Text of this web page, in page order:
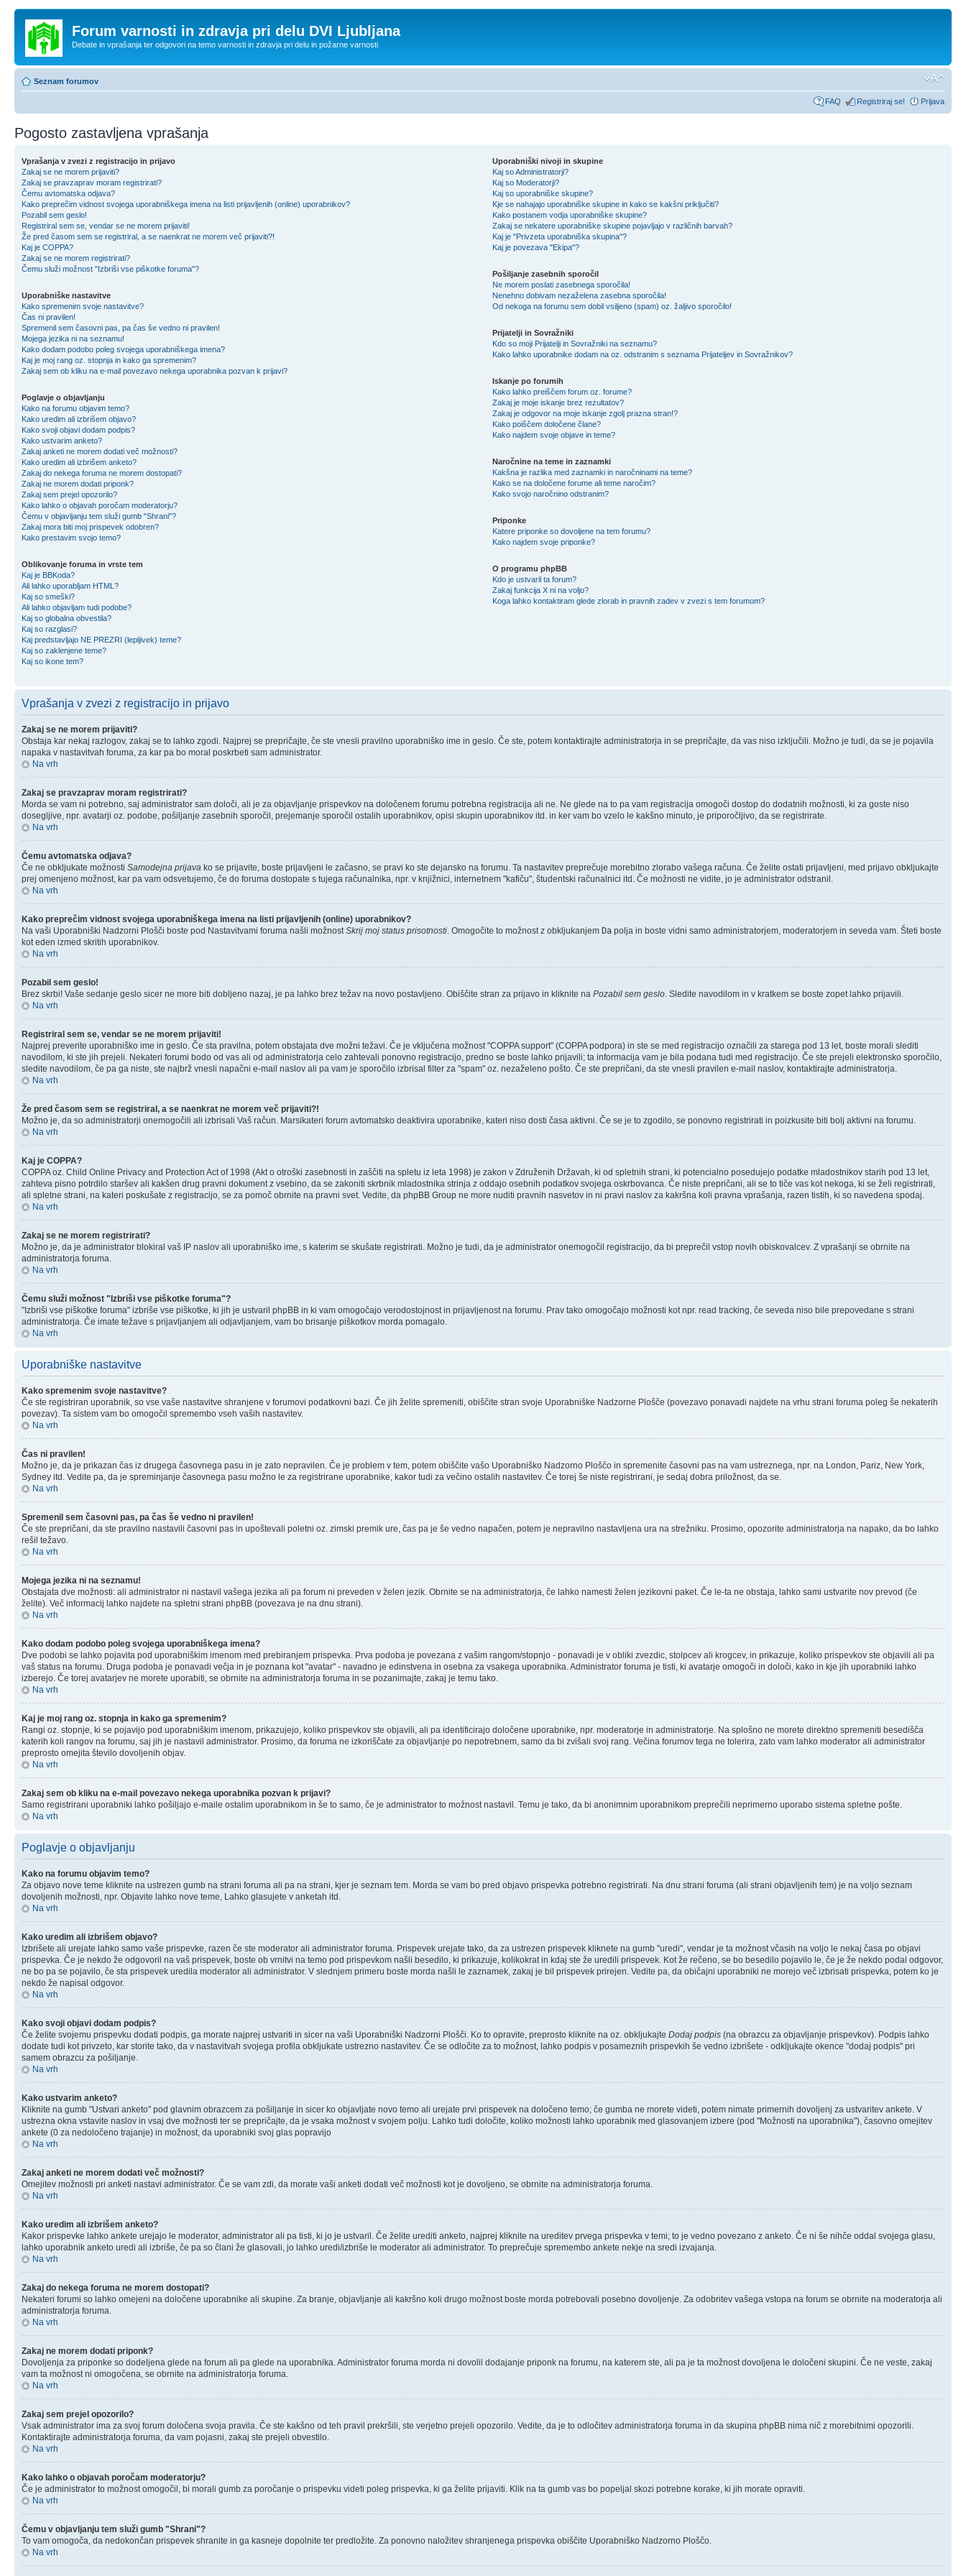
Forum varnosti in zdravja pri delu DVI Ljubljana
Debate in vprašanja ter odgovori na temo varnosti in zdravja pri delu in požarne varnosti
Seznam forumov
FAQ Registriraj se! Prijava
Pogosto zastavljena vprašanja
Vprašanja v zvezi z registracijo in prijavo
Zakaj se ne morem prijaviti?
Zakaj se pravzaprav moram registrirati?
Čemu avtomatska odjava?
Kako preprečim vidnost svojega uporabniškega imena na listi prijavljenih (online) uporabnikov?
Pozabil sem geslo!
Registriral sem se, vendar se ne morem prijaviti!
Že pred časom sem se registriral, a se naenkrat ne morem več prijaviti?!
Kaj je COPPA?
Zakaj se ne morem registrirati?
Čemu služi možnost "Izbriši vse piškotke foruma"?
Uporabniške nastavitve
Kako spremenim svoje nastavitve?
Čas ni pravilen!
Spremenil sem časovni pas, pa čas še vedno ni pravilen!
Mojega jezika ni na seznamu!
Kako dodam podobo poleg svojega uporabniškega imena?
Kaj je moj rang oz. stopnja in kako ga spremenim?
Zakaj sem ob kliku na e-mail povezavo nekega uporabnika pozvan k prijavi?
Poglavje o objavljanju
Kako na forumu objavim temo?
Kako uredim ali izbrišem objavo?
Kako svoji objavi dodam podpis?
Kako ustvarim anketo?
Zakaj anketi ne morem dodati več možnosti?
Kako uredim ali izbrišem anketo?
Zakaj do nekega foruma ne morem dostopati?
Zakaj ne morem dodati priponk?
Zakaj sem prejel opozorilo?
Kako lahko o objavah poročam moderatorju?
Čemu v objavljanju tem služi gumb "Shrani"?
Zakaj mora biti moj prispevek odobren?
Kako prestavim svojo temo?
Oblikovanje foruma in vrste tem
Kaj je BBKoda?
Ali lahko uporabljam HTML?
Kaj so smeški?
Ali lahko objavljam tudi podobe?
Kaj so globalna obvestila?
Kaj so razglasi?
Kaj predstavljajo NE PREZRI (lepljivek) teme?
Kaj so zaklenjene teme?
Kaj so ikone tem?
Uporabniški nivoji in skupine
Kaj so Administratorji?
Kaj so Moderatorji?
Kaj so uporabniške skupine?
Kje se nahajajo uporabniške skupine in kako se kakšni priključiti?
Kako postanem vodja uporabniške skupine?
Zakaj se nekatere uporabniške skupine pojavljajo v različnih barvah?
Kaj je "Privzeta uporabniška skupina"?
Kaj je povezava "Ekipa"?
Pošiljanje zasebnih sporočil
Ne morem poslati zasebnega sporočila!
Nenehno dobivam nezaželena zasebna sporočila!
Od nekoga na forumu sem dobil vsiljeno (spam) oz. žaljivo sporočilo!
Prijatelji in Sovražniki
Kdo so moji Prijatelji in Sovražniki na seznamu?
Kako lahko uporabnike dodam na oz. odstranim s seznama Prijateljev in Sovražnikov?
Iskanje po forumih
Kako lahko preiščem forum oz. forume?
Zakaj je moje iskanje brez rezultatov?
Zakaj je odgovor na moje iskanje zgolj prazna stran!?
Kako poiščem določene člane?
Kako najdem svoje objave in teme?
Naročnine na teme in zaznamki
Kakšna je razlika med zaznamki in naročninami na teme?
Kako se na določene forume ali teme naročim?
Kako svojo naročnino odstranim?
Priponke
Katere priponke so dovoljene na tem forumu?
Kako najdem svoje priponke?
O programu phpBB
Kdo je ustvaril ta forum?
Zakaj funkcija X ni na voljo?
Koga lahko kontaktiram glede zlorab in pravnih zadev v zvezi s tem forumom?
Vprašanja v zvezi z registracijo in prijavo
Zakaj se ne morem prijaviti?
Obstaja kar nekaj razlogov, zakaj se to lahko zgodi. Najprej se prepričajte, če ste vnesli pravilno uporabniško ime in geslo. Če ste, potem kontaktirajte administratorja in se prepričajte, da vas niso izključili. Možno je tudi, da se je pojavila
napaka v nastavitvah foruma, za kar pa bo moral poskrbeti sam administrator.
Na vrh
Zakaj se pravzaprav moram registrirati?
Morda se vam ni potrebno, saj administrator sam določi, ali je za objavljanje prispevkov na določenem forumu potrebna registracija ali ne. Ne glede na to pa vam registracija omogoči dostop do dodatnih možnosti, ki za goste niso
dosegljive, npr. avatarji oz. podobe, pošiljanje zasebnih sporočil, prejemanje sporočil ostalih uporabnikov, opisi skupin uporabnikov itd. in ker vam bo vzelo le kakšno minuto, je priporočljivo, da se registrirate.
Na vrh
Čemu avtomatska odjava?
Če ne obkljukate možnosti Samodejna prijava ko se prijavite, boste prijavljeni le začasno, se pravi ko ste dejansko na forumu. Ta nastavitev preprečuje morebitno zlorabo vašega računa. Če želite ostati prijavljeni, med prijavo obkljukajte
prej omenjeno možnost, kar pa vam odsvetujemo, če do foruma dostopate s tujega računalnika, npr. v knjižnici, internetnem "kafiču", študentski računalnici itd. Če možnosti ne vidite, jo je administrator odstranil.
Na vrh
Kako preprečim vidnost svojega uporabniškega imena na listi prijavljenih (online) uporabnikov?
Na vaši Uporabniški Nadzorni Plošči boste pod Nastavitvami foruma našli možnost Skrij moj status prisotnosti . Omogočite to možnost z obkljukanjem Da polja in boste vidni samo administratorjem, moderatorjem in seveda vam. Šteti boste
kot eden izmed skritih uporabnikov.
Na vrh
Pozabil sem geslo!
Brez skrbi! Vaše sedanje geslo sicer ne more biti dobljeno nazaj, je pa lahko brez težav na novo postavljeno. Obiščite stran za prijavo in kliknite na Pozabil sem geslo . Sledite navodilom in v kratkem se boste zopet lahko prijavili.
Na vrh
Registriral sem se, vendar se ne morem prijaviti!
Najprej preverite uporabniško ime in geslo. Če sta pravilna, potem obstajata dve možni težavi. Če je vključena možnost "COPPA support" (COPPA podpora) in ste se med registracijo označili za starega pod 13 let, boste morali slediti
navodilom, ki ste jih prejeli. Nekateri forumi bodo od vas ali od administratorja celo zahtevali ponovno registracijo, predno se boste lahko prijavili; ta informacija vam je bila podana tudi med registracijo. Če ste prejeli elektronsko sporočilo,
sledite navodilom, če pa ga niste, ste najbrž vnesli napačni e-mail naslov ali pa vam je sporočilo izbrisal filter za "spam" oz. nezaželeno pošto. Če ste prepričani, da ste vnesli pravilen e-mail naslov, kontaktirajte administratorja.
Na vrh
Že pred časom sem se registriral, a se naenkrat ne morem več prijaviti?!
Možno je, da so administratorji onemogočili ali izbrisali Vaš račun. Marsikateri forum avtomatsko deaktivira uporabnike, kateri niso dosti časa aktivni. Če se je to zgodilo, se ponovno registrirati in poizkusite biti bolj aktivni na forumu.
Na vrh
Kaj je COPPA?
COPPA oz. Child Online Privacy and Protection Act of 1998 (Akt o otroški zasebnosti in zaščiti na spletu iz leta 1998) je zakon v Združenih Državah, ki od spletnih strani, ki potencialno posedujejo podatke mladostnikov starih pod 13 let,
zahteva pisno potrdilo staršev ali kakšen drug pravni dokument z vsebino, da se zakoniti skrbnik mladostnika strinja z oddajo osebnih podatkov svojega oskrbovanca. Če niste prepričani, ali se to tiče vas kot nekoga, ki se želi registrirati,
ali spletne strani, na kateri poskušate z registracijo, se za pomoč obrnite na pravni svet. Vedite, da phpBB Group ne more nuditi pravnih nasvetov in ni pravi naslov za kakršna koli pravna vprašanja, razen tistih, ki so navedena spodaj.
Na vrh
Zakaj se ne morem registrirati?
Možno je, da je administrator blokiral vaš IP naslov ali uporabniško ime, s katerim se skušate registrirati. Možno je tudi, da je administrator onemogočil registracijo, da bi preprečil vstop novih obiskovalcev. Z vprašanji se obrnite na
administratorja foruma.
Na vrh
Čemu služi možnost "Izbriši vse piškotke foruma"?
"Izbriši vse piškotke foruma" izbriše vse piškotke, ki jih je ustvaril phpBB in ki vam omogočajo verodostojnost in prijavljenost na forumu. Prav tako omogočajo možnosti kot npr. read tracking, če seveda niso bile prepovedane s strani
administratorja. Če imate težave s prijavljanjem ali odjavljanjem, vam bo brisanje piškotkov morda pomagalo.
Na vrh
Uporabniške nastavitve
Kako spremenim svoje nastavitve?
Če ste registriran uporabnik, so vse vaše nastavitve shranjene v forumovi podatkovni bazi. Če jih želite spremeniti, obiščite stran svoje Uporabniške Nadzorne Plošče (povezavo ponavadi najdete na vrhu strani foruma poleg še nekaterih
povezav). Ta sistem vam bo omogočil spremembo vseh vaših nastavitev.
Na vrh
Čas ni pravilen!
Možno je, da je prikazan čas iz drugega časovnega pasu in je zato nepravilen. Če je problem v tem, potem obiščite vašo Uporabniško Nadzorno Ploščo in spremenite časovni pas na vam ustreznega, npr. na London, Pariz, New York,
Sydney itd. Vedite pa, da je spreminjanje časovnega pasu možno le za registrirane uporabnike, kakor tudi za večino ostalih nastavitev. Če torej še niste registrirani, je sedaj dobra priložnost, da se.
Na vrh
Spremenil sem časovni pas, pa čas še vedno ni pravilen!
Če ste prepričani, da ste pravilno nastavili časovni pas in upoštevali poletni oz. zimski premik ure, čas pa je še vedno napačen, potem je nepravilno nastavljena ura na strežniku. Prosimo, opozorite administratorja na napako, da bo lahko
rešil težavo.
Na vrh
Mojega jezika ni na seznamu!
Obstajata dve možnosti: ali administrator ni nastavil vašega jezika ali pa forum ni preveden v želen jezik. Obrnite se na administratorja, če lahko namesti želen jezikovni paket. Če le-ta ne obstaja, lahko sami ustvarite nov prevod (če
želite). Več informacij lahko najdete na spletni strani phpBB (povezava je na dnu strani).
Na vrh
Kako dodam podobo poleg svojega uporabniškega imena?
Dve podobi se lahko pojavita pod uporabniškim imenom med prebiranjem prispevka. Prva podoba je povezana z vašim rangom/stopnjo - ponavadi je v obliki zvezdic, stolpcev ali krogcev, in prikazuje, koliko prispevkov ste objavili ali pa
vaš status na forumu. Druga podoba je ponavadi večja in je poznana kot "avatar" - navadno je edinstvena in osebna za vsakega uporabnika. Administrator foruma je tisti, ki avatarje omogoči in določi, kako in kje jih uporabniki lahko
izberejo. Če torej avatarjev ne morete uporabiti, se obrnite na administratorja foruma in se pozanimajte, zakaj je temu tako.
Na vrh
Kaj je moj rang oz. stopnja in kako ga spremenim?
Rangi oz. stopnje, ki se pojavijo pod uporabniškim imenom, prikazujejo, koliko prispevkov ste objavili, ali pa identificirajo določene uporabnike, npr. moderatorje in administratorje. Na splošno ne morete direktno spremeniti besedišča
katerih koli rangov na forumu, saj jih je nastavil administrator. Prosimo, da foruma ne izkoriščate za objavljanje po nepotrebnem, samo da bi zvišali svoj rang. Večina forumov tega ne tolerira, zato vam lahko moderator ali administrator
preprosto omejita število dovoljenih objav.
Na vrh
Zakaj sem ob kliku na e-mail povezavo nekega uporabnika pozvan k prijavi?
Samo registrirani uporabniki lahko pošiljajo e-maile ostalim uporabnikom in še to samo, če je administrator to možnost nastavil. Temu je tako, da bi anonimnim uporabnikom preprečili neprimerno uporabo sistema spletne pošte.
Na vrh
Poglavje o objavljanju
Kako na forumu objavim temo?
Za objavo nove teme kliknite na ustrezen gumb na strani foruma ali pa na strani, kjer je seznam tem. Morda se vam bo pred objavo prispevka potrebno registrirati. Na dnu strani foruma (ali strani objavljenih tem) je na voljo seznam
dovoljenih možnosti, npr. Objavite lahko nove teme, Lahko glasujete v anketah itd.
Na vrh
Kako uredim ali izbrišem objavo?
Izbrišete ali urejate lahko samo vaše prispevke, razen če ste moderator ali administrator foruma. Prispevek urejate tako, da za ustrezen prispevek kliknete na gumb "uredi", vendar je ta možnost včasih na voljo le nekaj časa po objavi
prispevka. Če je nekdo že odgovoril na vaš prispevek, boste ob vrnitvi na temo pod prispevkom našli besedilo, ki prikazuje, kolikokrat in kdaj ste že uredili prispevek. Kot že rečeno, se bo besedilo pojavilo le, če je že nekdo podal odgovor,
ne bo pa se pojavilo, če sta prispevek uredila moderator ali administrator. V slednjem primeru boste morda našli le zaznamek, zakaj je bil prispevek prirejen. Vedite pa, da običajni uporabniki ne morejo več izbrisati prispevka, potem ko je
nekdo že napisal odgovor.
Na vrh
Kako svoji objavi dodam podpis?
Če želite svojemu prispevku dodati podpis, ga morate najprej ustvariti in sicer na vaši Uporabniški Nadzorni Plošči. Ko to opravite, preprosto kliknite na oz. obkljukajte Dodaj podpis (na obrazcu za objavljanje prispevkov). Podpis lahko
dodate tudi kot privzeto, kar storite tako, da v nastavitvah svojega profila obkljukate ustrezno nastavitev. Če se odločite za to možnost, lahko podpis v posameznih prispevkih še vedno izbrišete - odkljukajte okence "dodaj podpis" pri
samem obrazcu za pošiljanje.
Na vrh
Kako ustvarim anketo?
Kliknite na gumb "Ustvari anketo" pod glavnim obrazcem za pošiljanje in sicer ko objavljate novo temo ali urejate prvi prispevek na določeno temo; če gumba ne morete videti, potem nimate primernih dovoljenj za ustvaritev ankete. V
ustrezna okna vstavite naslov in vsaj dve možnosti ter se prepričajte, da je vsaka možnost v svojem polju. Lahko tudi določite, koliko možnosti lahko uporabnik med glasovanjem izbere (pod "Možnosti na uporabnika"), časovno omejitev
ankete (0 za nedoločeno trajanje) in možnost, da uporabniki svoj glas popravijo
Na vrh
Zakaj anketi ne morem dodati več možnosti?
Omejitev možnosti pri anketi nastavi administrator. Če se vam zdi, da morate vaši anketi dodati več možnosti kot je dovoljeno, se obrnite na administratorja foruma.
Na vrh
Kako uredim ali izbrišem anketo?
Kakor prispevke lahko ankete urejajo le moderator, administrator ali pa tisti, ki jo je ustvaril. Če želite urediti anketo, najprej kliknite na ureditev prvega prispevka v temi; to je vedno povezano z anketo. Če ni še nihče oddal svojega glasu,
lahko uporabnik anketo uredi ali izbriše, če pa so člani že glasovali, jo lahko uredi/izbriše le moderator ali administrator. To preprečuje spremembo ankete nekje na sredi izvajanja.
Na vrh
Zakaj do nekega foruma ne morem dostopati?
Nekateri forumi so lahko omejeni na določene uporabnike ali skupine. Za branje, objavljanje ali kakršno koli drugo možnost boste morda potrebovali posebno dovoljenje. Za odobritev vašega vstopa na forum se obrnite na moderatorja ali
administratorja foruma.
Na vrh
Zakaj ne morem dodati priponk?
Dovoljenja za priponke so dodeljena glede na forum ali pa glede na uporabnika. Administrator foruma morda ni dovolil dodajanje priponk na forumu, na katerem ste, ali pa je ta možnost dovoljena le določeni skupini. Če ne veste, zakaj
vam ta možnost ni omogočena, se obrnite na administratorja foruma.
Na vrh
Zakaj sem prejel opozorilo?
Vsak administrator ima za svoj forum določena svoja pravila. Če ste kakšno od teh pravil prekršili, ste verjetno prejeli opozorilo. Vedite, da je to odločitev administratorja foruma in da skupina phpBB nima nič z morebitnimi opozorili.
Kontaktirajte administratorja foruma, da vam pojasni, zakaj ste prejeli obvestilo.
Na vrh
Kako lahko o objavah poročam moderatorju?
Če je administrator to možnost omogočil, bi morali gumb za poročanje o prispevku videti poleg prispevka, ki ga želite prijaviti. Klik na ta gumb vas bo popeljal skozi potrebne korake, ki jih morate opraviti.
Na vrh
Čemu v objavljanju tem služi gumb "Shrani"?
To vam omogoča, da nedokončan prispevek shranite in ga kasneje dopolnite ter predložite. Za ponovno naložitev shranjenega prispevka obiščite Uporabniško Nadzorno Ploščo.
Na vrh